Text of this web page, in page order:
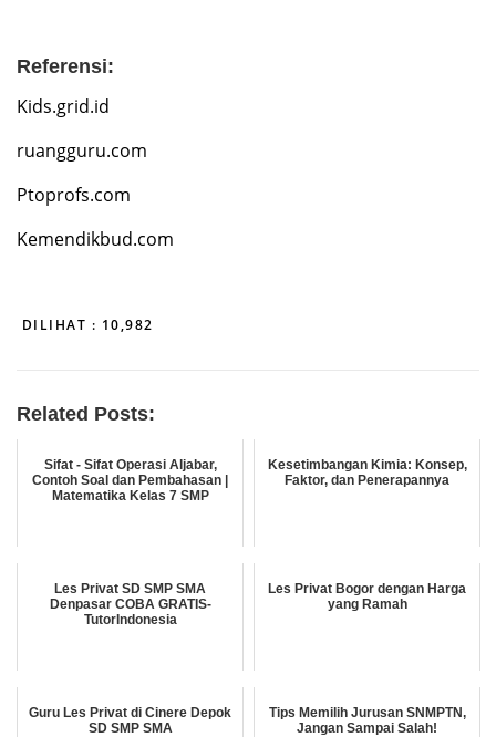
Referensi:
Kids.grid.id
ruangguru.com
Ptoprofs.com
Kemendikbud.com
DILIHAT : 10,982
Related Posts:
Sifat - Sifat Operasi Aljabar,
Contoh Soal dan Pembahasan |
Matematika Kelas 7 SMP
Kesetimbangan Kimia: Konsep,
Faktor, dan Penerapannya
Les Privat SD SMP SMA
Denpasar COBA GRATIS-
TutorIndonesia
Les Privat Bogor dengan Harga
yang Ramah
Guru Les Privat di Cinere Depok
SD SMP SMA
Tips Memilih Jurusan SNMPTN,
Jangan Sampai Salah!